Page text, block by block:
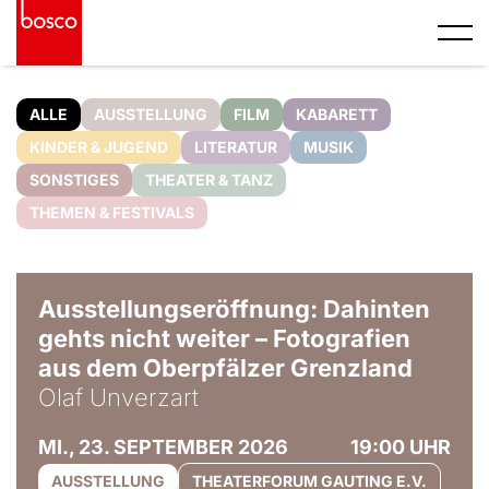
ALLE AUSSTELLUNG FILM
KABARETT
KINDER & JUGEND
LITERATUR
MUSIK
SONSTIGES
THEATER & TANZ
THEMEN & FESTIVALS
Ausstellungseröffnung: Dahinten
gehts nicht weiter – Fotografien
aus dem Oberpfälzer Grenzland
Olaf Unverzart
MI., 23. SEPTEMBER 2026 19:00 UHR
AUSSTELLUNG THEATERFORUM GAUTING E.V.